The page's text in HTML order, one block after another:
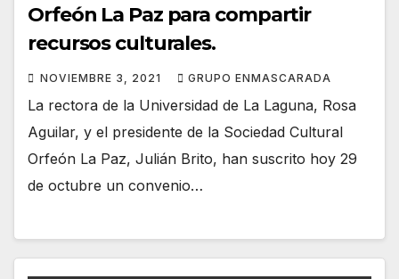
Orfeón La Paz para compartir
recursos culturales.
NOVIEMBRE 3, 2021 GRUPO ENMASCARADA
La rectora de la Universidad de La Laguna, Rosa
Aguilar, y el presidente de la Sociedad Cultural
Orfeón La Paz, Julián Brito, han suscrito hoy 29
de octubre un convenio…